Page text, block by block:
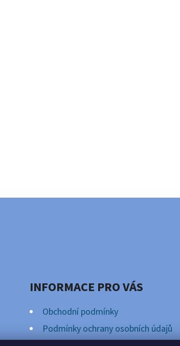
INFORMACE PRO VÁS
Obchodní podmínky
Podmínky ochrany osobních údajů